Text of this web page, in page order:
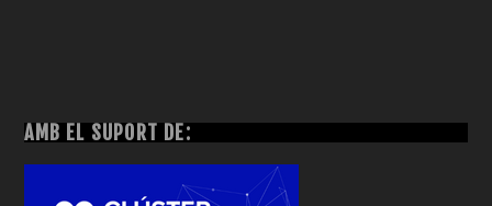
AMB EL SUPORT DE: